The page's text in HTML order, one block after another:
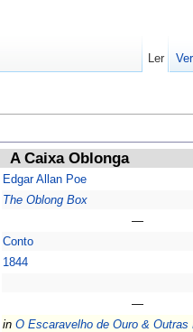
A Caixa Oblonga
Edgar Allan Poe
The Oblong Box
—
Conto
1844
—
in O Escaravelho de Ouro & Outras
Ler